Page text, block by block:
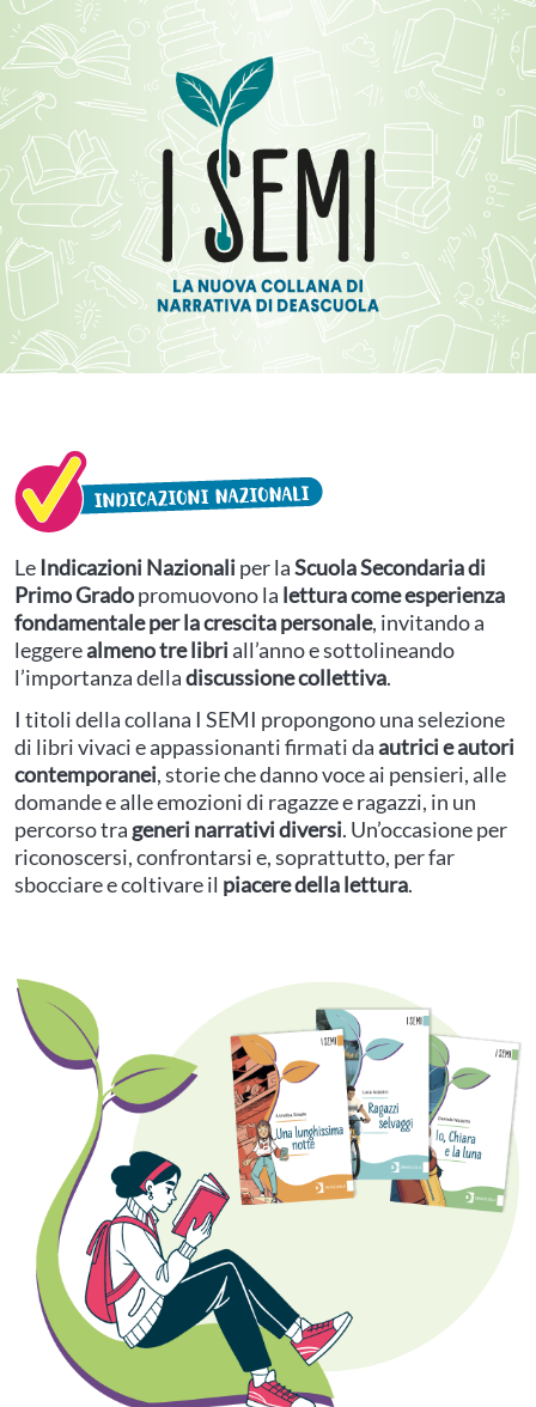
Le Indicazioni Nazionaliper laScuola Secondaria di
Primo Gradopromuovono la lettura come esperienza
fondamentale per la crescita personale, invitando a
leggerealmeno tre libriall’anno e sottolineando
l’importanza delladiscussione collettiva.
I titoli della collana I SEMI propongono una selezione
di libri vivaci e appassionanti firmati daautrici e autori
contemporanei, storie che danno voce ai pensieri, alle
domande e alle emozioni di ragazze e ragazzi, in un
percorso tra generi narrativi diversi. Un’occasione per
riconoscersi, confrontarsi e, soprattutto, per far
sbocciare e coltivare il piacere della lettura.